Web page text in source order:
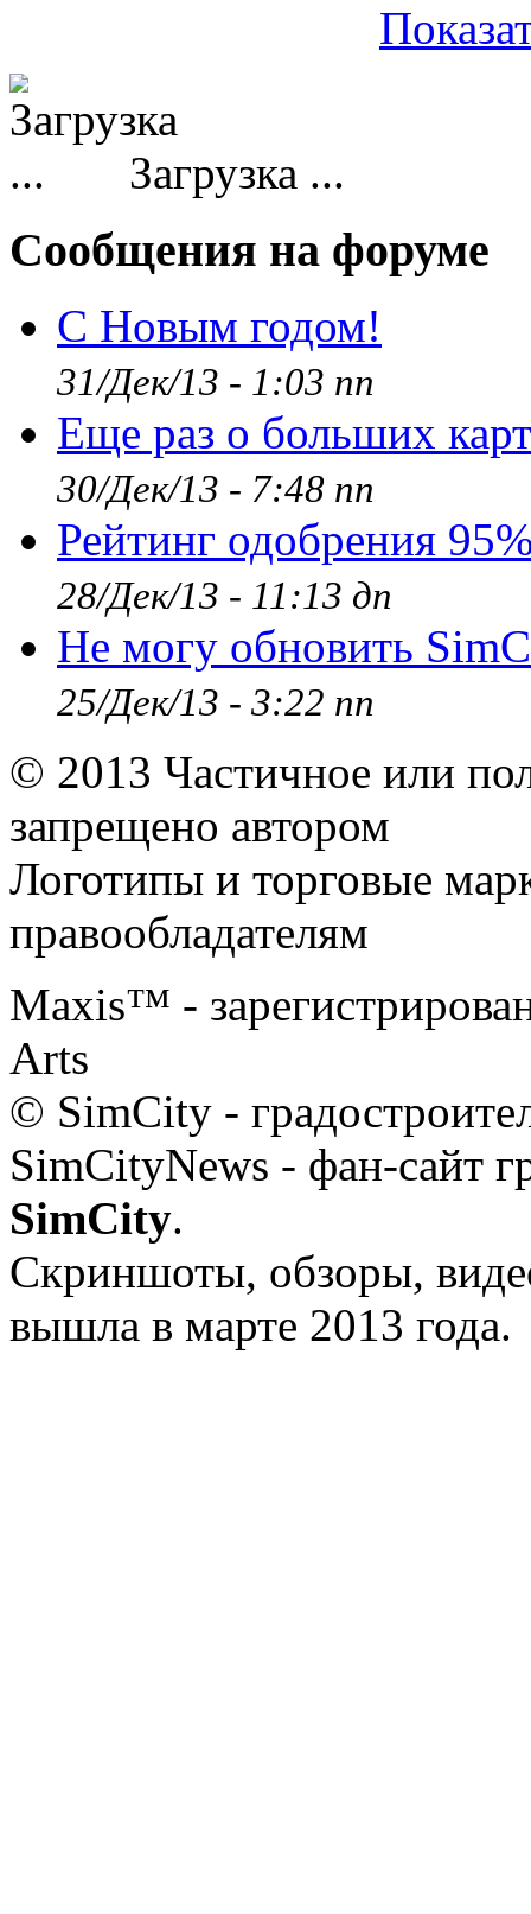
Загрузка ...
Сообщения на форуме
С Новым годом!
31/Дек/13 - 1:03 пп
Еще раз о больших
30/Дек/13 - 7:48 пп
Рейтинг одобрения
28/Дек/13 - 11:13 дп
Не могу обновить
25/Дек/13 - 3:22 пп
© 2013 Частичное или
запрещено автором
Логотипы и торговые
правообладателям
Maxis™ -
Arts
© SimCity -
SimCityNews - фан-сайт
SimCity.
Скриншоты, обзоры,
вышла в марте 2013 года.